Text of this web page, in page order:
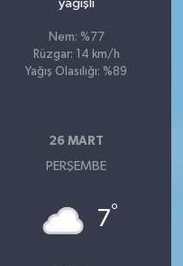
yağışlı
Nem: %77
Rüzgar: 14 km/h
Yağış Olasılığı: %89
26 MART
PERŞEMBE
7°